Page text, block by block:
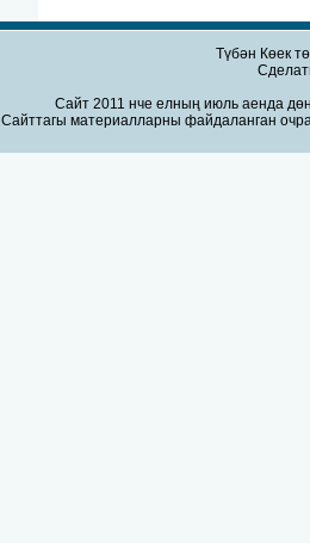
Түбән Көек
Сайт 2011 нче елның июль аенда
Сайттагы материалларны файдаланган